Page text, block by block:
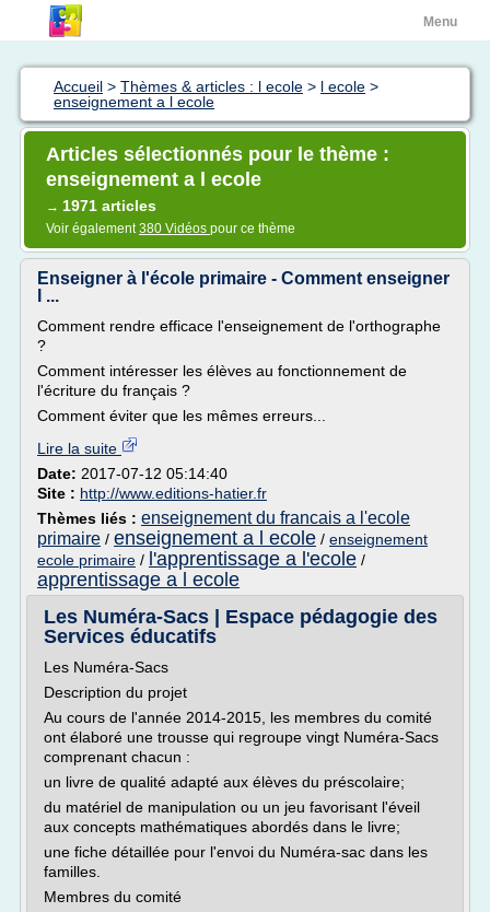
Menu
Accueil > Thèmes & articles : l ecole > l ecole >
enseignement a l ecole
Articles sélectionnés pour le thème :
enseignement a l ecole
→ 1971 articles
Voir également380 Vidéos pour ce thème
Enseigner à l'école primaire - Comment enseigner
l ...
Comment rendre efficace l'enseignement de l'orthographe
?
Comment intéresser les élèves au fonctionnement de
l'écriture du français ?
Comment éviter que les mêmes erreurs...
Lire la suite
Date: 2017-07-12 05:14:40
Site : http://www.editions-hatier.fr
Thèmes liés : enseignement du francais a l'ecole
primaire / enseignement a l ecole / enseignement
ecole primaire / l'apprentissage a l'ecole /
apprentissage a l ecole
Les Numéra-Sacs | Espace pédagogie des
Services éducatifs
Les Numéra-Sacs
Description du projet
Au cours de l'année 2014-2015, les membres du comité
ont élaboré une trousse qui regroupe vingt Numéra-Sacs
comprenant chacun :
un livre de qualité adapté aux élèves du préscolaire;
du matériel de manipulation ou un jeu favorisant l'éveil
aux concepts mathématiques abordés dans le livre;
une fiche détaillée pour l'envoi du Numéra-sac dans les
familles.
Membres du comité